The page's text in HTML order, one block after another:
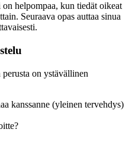
helpompaa, kun tiedät oikeat
Seuraava opas auttaa sinua
on ystävällinen
kanssanne (yleinen tervehdys)